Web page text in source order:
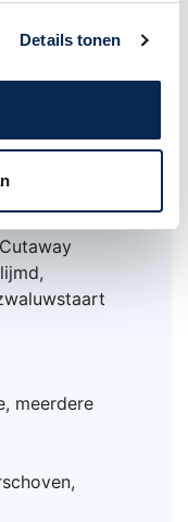
Details tonen
vernis
meerdere